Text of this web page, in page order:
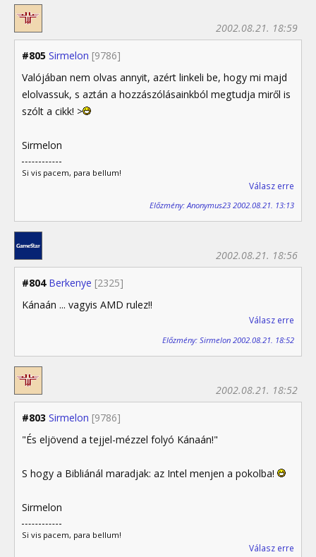
#805 Sirmelon [9786]
2002.08.21. 18:59
Valójában nem olvas annyit, azért linkeli be, hogy mi majd
elolvassuk, s aztán a hozzászólásainkból megtudja miről is
szólt a cikk! >
Sirmelon
Si vis pacem, para bellum!
Válasz erre
Előzmény: Anonymus23 2002.08.21. 13:13
#804 Berkenye [2325]
2002.08.21. 18:56
Kánaán ... vagyis AMD rulez!!
Válasz erre
Előzmény: Sirmelon 2002.08.21. 18:52
#803 Sirmelon [9786]
2002.08.21. 18:52
"És eljövend a tejjel-mézzel folyó Kánaán!"
S hogy a Bibliánál maradjak: az Intel menjen a pokolba!
Sirmelon
Si vis pacem, para bellum!
Válasz erre